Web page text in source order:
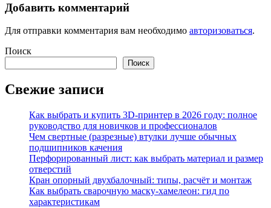
Добавить комментарий
Для отправки комментария вам необходимо авторизоваться.
Поиск
Поиск
Свежие записи
Как выбрать и купить 3D-принтер в 2026 году: полное
руководство для новичков и профессионалов
Чем свертные (разрезные) втулки лучше обычных
подшипников качения
Перфорированный лист: как выбрать материал и размер
отверстий
Кран опорный двухбалочный: типы, расчёт и монтаж
Как выбрать сварочную маску-хамелеон: гид по
характеристикам